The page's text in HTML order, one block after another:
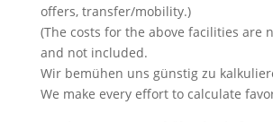
offers, transfer/mobility.)
(The costs for the above facilities are
and not included.
Wir bemühen uns günstig zu
We make every effort to calculate